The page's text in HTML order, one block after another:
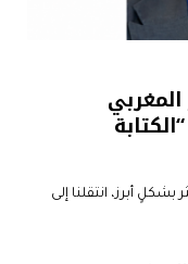
أبرز، انتقلنا إلى